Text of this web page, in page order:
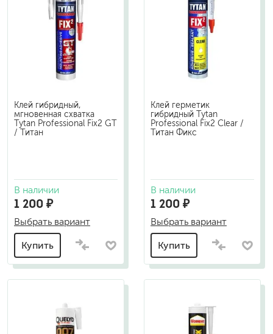
Клей гибридный,
мгновенная схватка
Tytan Professional Fix2 GT
/ Титан
В наличии
1 200 ₽
Выбрать вариант
Купить
Клей герметик
гибридный Tytan
Professional Fix2 Clear /
Титан Фикс
В наличии
1 200 ₽
Выбрать вариант
Купить